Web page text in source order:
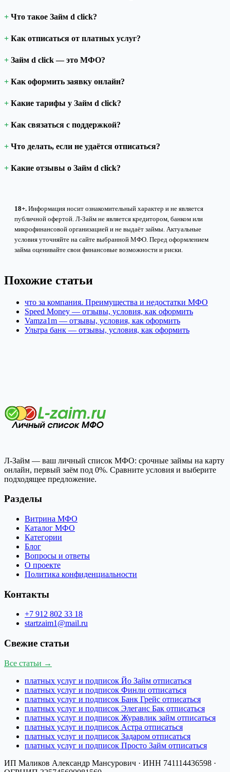
Что такое Займ d click?
Как отписаться от платных услуг?
Займ d click — это МФО?
Как оформить заявку онлайн?
Какие тарифы у Займ d click?
Как связаться с поддержкой?
Что делать, если не удаётся отписаться?
Какие отзывы о Займ d click?
18+. Информация носит ознакомительный характер и не является
публичной офертой. Л-Займ не является кредитором, банком или
микрофинансовой организацией и не выдаёт займы. Актуальные
условия уточняйте на сайте выбранной МФО. Перед оформлением
займа оценивайте свои финансовые возможности и риски.
Похожие статьи
что за компания. Преимущества и недостатки МФО
Speed Money — отзывы, условия, как оформить
Vamza1m — отзывы, условия, как оформить
Ультра банк — отзывы, условия, как оформить
Л-Займ — ваш личный список МФО: срочные займы на карту
онлайн, первый заём под 0%. Сравните условия и выберите
подходящее предложение.
Разделы
Витрина МФО
Каталог МФО
Категории
Блог
Вопросы и ответы
О проекте
Политика конфиденциальности
Контакты
+7 912 802 33 18
startzaim1@mail.ru
Свежие статьи
Все статьи →
платных услуг и подписок Йо Займ отписаться
платных услуг и подписок Финли отписаться
платных услуг и подписок Банк Грейс отписаться
платных услуг и подписок Элеганс Бак отписаться
платных услуг и подписок Журавлик займ отписаться
платных услуг и подписок Астра отписаться
платных услуг и подписок Задаром отписаться
платных услуг и подписок Просто Займ отписаться
ИП Маликов Александр Мансурович · ИНН 741114436598 ·